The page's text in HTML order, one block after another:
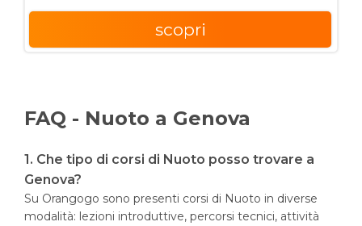
scopri
FAQ - Nuoto a Genova
1. Che tipo di corsi di Nuoto posso trovare a
Genova?
Su Orangogo sono presenti corsi di Nuoto in diverse
modalità: lezioni introduttive, percorsi tecnici, attività